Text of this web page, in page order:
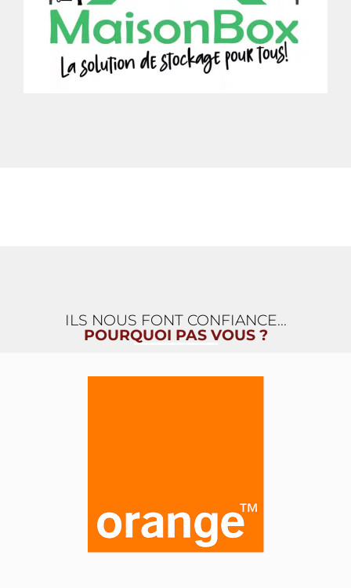
ILS NOUS FONT CONFIANCE...
POURQUOI PAS VOUS ?